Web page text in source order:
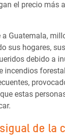
el precio más
Guatemala,
sus hogares,
debido a
incendios
estas
de la